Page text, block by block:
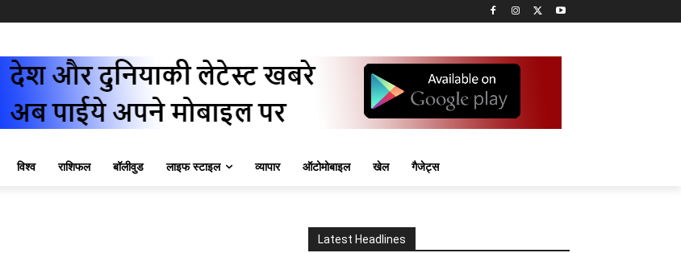
विश्व राशिफल बॉलीवुड लाइफ स्टाइल व्यापार ऑटोमोबाइल खेल गैजेट्स
Latest Headlines